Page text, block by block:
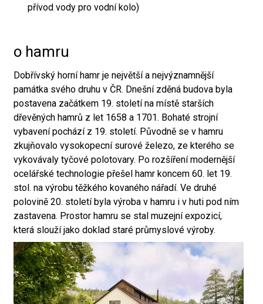
přívod vody pro vodní kolo)
o hamru
Dobřívský horní hamr je největší a nejvýznamnější
památka svého druhu v ČR. Dnešní zděná budova byla
postavena začátkem 19. století na místě starších
dřevěných hamrů z let 1658 a 1701. Bohaté strojní
vybavení pochází z 19. století. Původně se v hamru
zkujňovalo vysokopecní surové železo, ze kterého se
vykovávaly tyčové polotovary. Po rozšíření modernější
ocelářské technologie přešel hamr koncem 60. let 19.
stol. na výrobu těžkého kovaného nářadí. Ve druhé
polovině 20. století byla výroba v hamru i v huti pod ním
zastavena. Prostor hamru se stal muzejní expozicí,
která slouží jako doklad staré průmyslové výroby.